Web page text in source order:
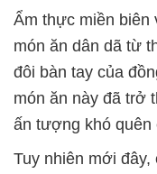
Ẩm thực miền biên
món ăn dân dã từ
đôi bàn tay của
món ăn này đã trở
ấn tượng khó quên
Tuy nhiên mới